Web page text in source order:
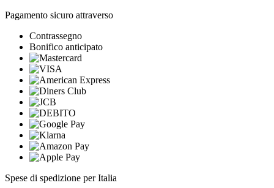
Pagamento sicuro attraverso
Contrassegno
Bonifico anticipato
Spese di spedizione per Italia